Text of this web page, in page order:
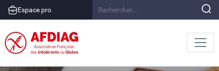
Espace pro